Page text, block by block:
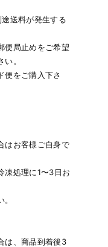
送料が発生する
便局止めをご希望
。
便をご購入下さ
はお客様ご自身で
凍処理に1〜3日お
は、商品到着後3